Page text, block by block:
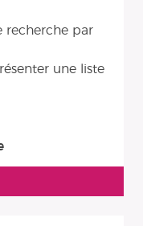
recherche par
une liste